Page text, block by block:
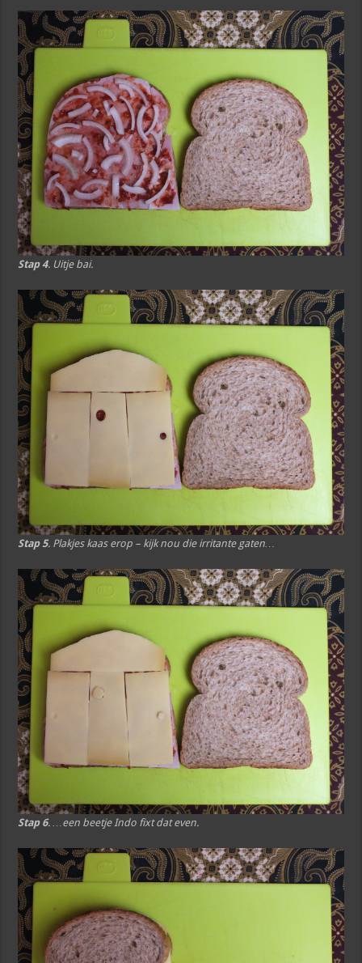
Stap 4. Uitje bai.
Stap 5. Plakjes kaas erop – kijk nou die irritante gaten…
Stap 6. …een beetje Indo fixt dat even.